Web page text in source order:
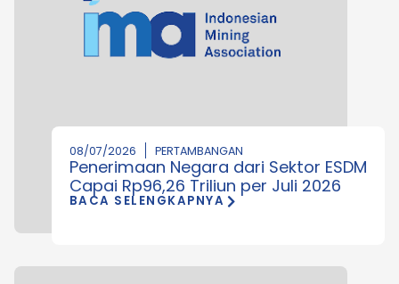
08/07/2026 PERTAMBANGAN
Penerimaan Negara dari Sektor ESDM
Capai Rp96,26 Triliun per Juli 2026
BACA SELENGKAPNYA